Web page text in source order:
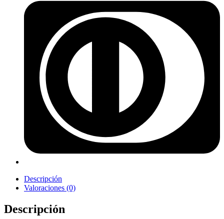
Descripción
Valoraciones (0)
Descripción